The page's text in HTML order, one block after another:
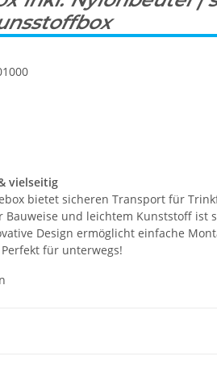
vielseitig
bietet sicheren Transport für
Bauweise und leichtem Kunststoff ist
Design ermöglicht einfache
für unterwegs!